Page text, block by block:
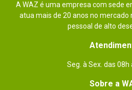
A WAZ é uma empresa com sede
atua mais de 20 anos no mercado
pessoal de alto
Seg. à Sex. das 08h
Sobre a